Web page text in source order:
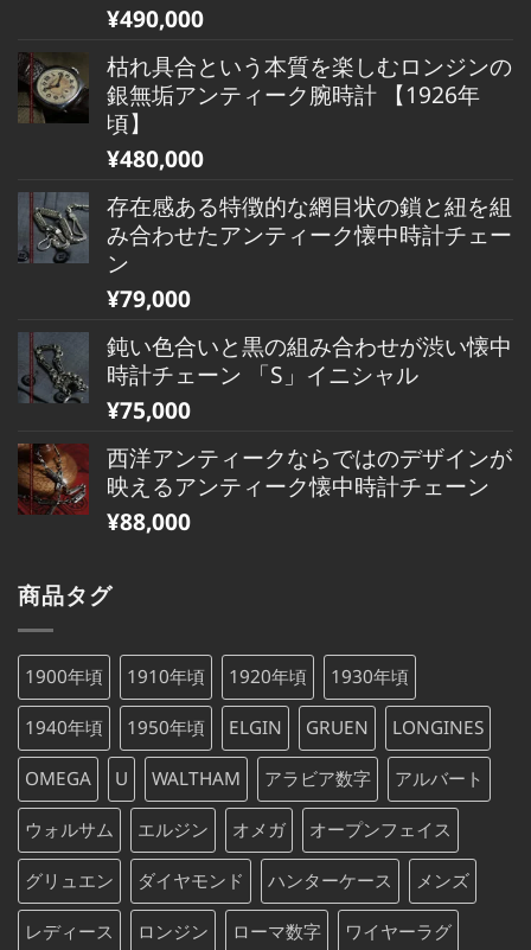
¥490,000
枯れ具合という本質を楽しむロンジンの
銀無垢アンティーク腕時計 【1926年
頃】
¥480,000
存在感ある特徴的な網目状の鎖と紐を組
み合わせたアンティーク懐中時計チェー
ン
¥79,000
鈍い色合いと黒の組み合わせが渋い懐中
時計チェーン 「S」イニシャル
¥75,000
西洋アンティークならではのデザインが
映えるアンティーク懐中時計チェーン
¥88,000
商品タグ
1900年頃 1910年頃 1920年頃 1930年頃
1940年頃 1950年頃 ELGIN GRUEN LONGINES
OMEGA U WALTHAM アラビア数字 アルバート
ウォルサム エルジン オメガ オープンフェイス
グリュエン ダイヤモンド ハンターケース メンズ
レディース ロンジン ローマ数字 ワイヤーラグ